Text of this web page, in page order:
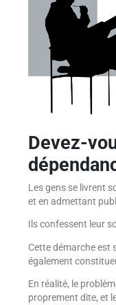
Devez-
Les gens se livrent
et en admettant
Ils confessent leur
Cette démarche est
également
En réalité, le
proprement dite, et